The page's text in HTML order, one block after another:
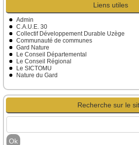
Liens utiles
Admin
C.A.U.E. 30
Collectif Développement Durable Uzège
Communauté de communes
Gard Nature
Le Conseil Départemental
Le Conseil Régional
Le SICTOMU
Nature du Gard
Recherche sur le